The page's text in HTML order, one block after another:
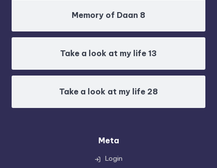
Memory of Daan 8
Take a look at my life 13
Take a look at my life 28
Meta
Login